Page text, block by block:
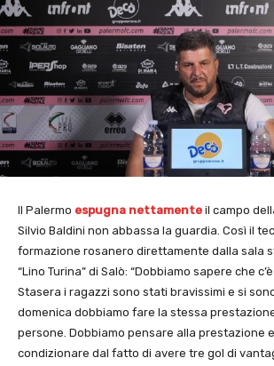
Il Palermo espugna nettamente il campo
Silvio Baldini non abbassa la guardia. Così il
formazione rosanero direttamente dalla sala
“Lino Turina” di Salò: “Dobbiamo sapere che
Stasera i ragazzi sono stati bravissimi e si
domenica dobbiamo fare la stessa
persone. Dobbiamo pensare alla prestazione
condizionare dal fatto di avere tre gol di